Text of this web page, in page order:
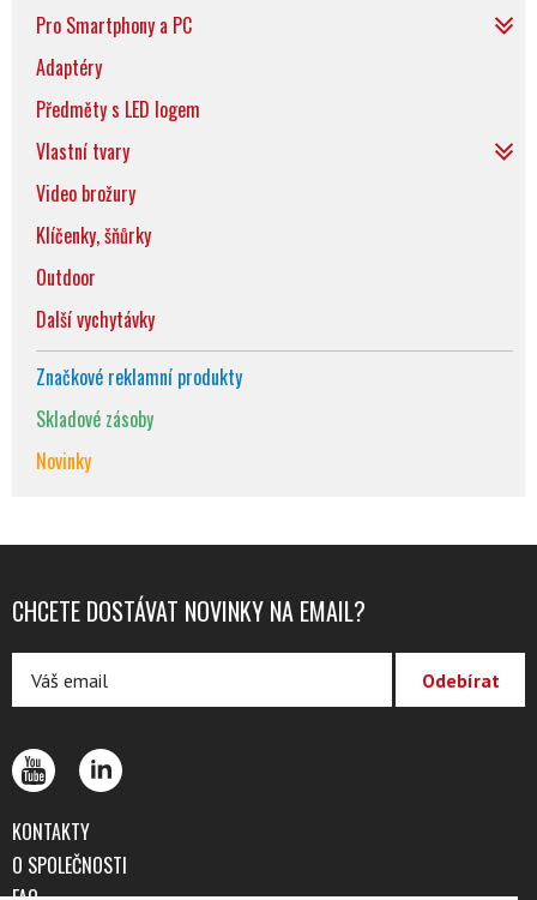
Pro Smartphony a PC
Adaptéry
Předměty s LED logem
Vlastní tvary
Video brožury
Klíčenky, šňůrky
Outdoor
Další vychytávky
Značkové reklamní produkty
Skladové zásoby
Novinky
CHCETE DOSTÁVAT NOVINKY NA EMAIL?
KONTAKTY
O SPOLEČNOSTI